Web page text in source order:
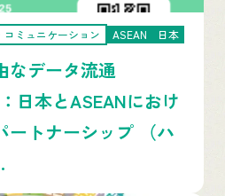
コミュニケーション ASEAN 日本
なデータ流通
日本とASEANにおけ
ートナーシップ （ハ